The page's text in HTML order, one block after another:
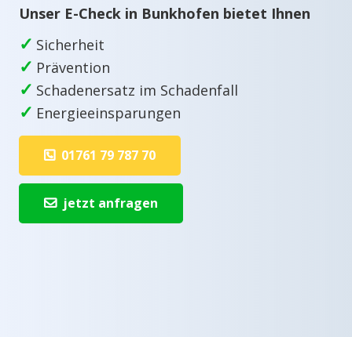
Unser E-Check in Bunkhofen bietet Ihnen
✓ Sicherheit
✓ Prävention
✓ Schadenersatz im Schadenfall
✓ Energieeinsparungen
01761 79 787 70
jetzt anfragen